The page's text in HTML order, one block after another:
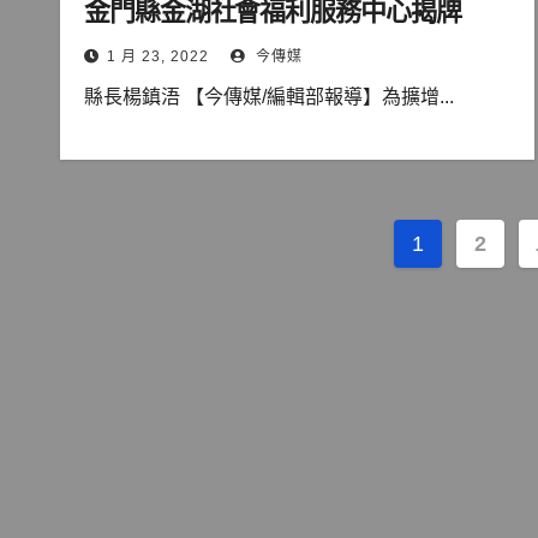
金門縣金湖社會福利服務中心揭牌
1 月 23, 2022 今傳媒
縣長楊鎮浯 【今傳媒/編輯部報導】為擴增...
文
1 2